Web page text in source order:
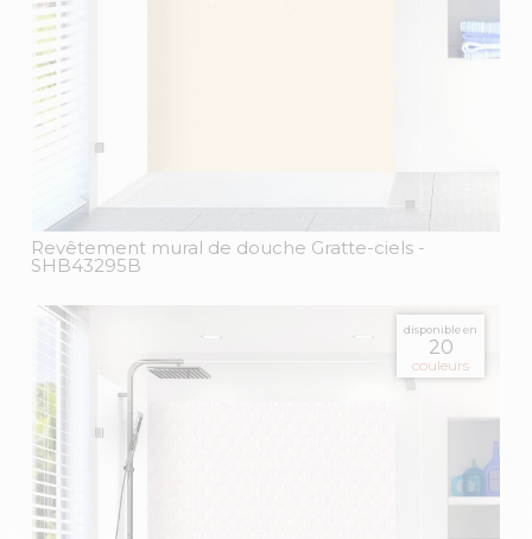
Revêtement mural de douche Gratte-ciels -
SHB43295B
disponible en
20
couleurs